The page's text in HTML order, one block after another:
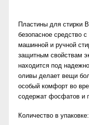
Пластины для стирки
безопасное
машинной и ручной
защитным свойствам
находится под
оливы делает вещи
особый комфорт во
содержат фосфатов и
Количество в